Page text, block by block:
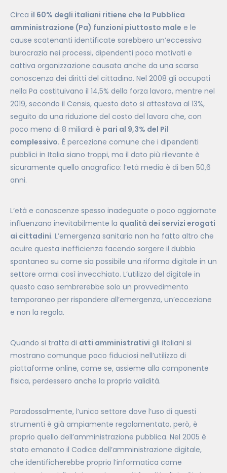
Circa il 60% degli italiani ritiene che la Pubblica
amministrazione (Pa) funzioni piuttosto male e le
cause scatenanti identificate sarebbero un’eccessiva
burocrazia nei processi, dipendenti poco motivati e
cattiva organizzazione causata anche da una scarsa
conoscenza dei diritti del cittadino. Nel 2008 gli occupati
nella Pa costituivano il 14,5% della forza lavoro, mentre nel
2019, secondo il Censis, questo dato si attestava al 13%,
seguito da una riduzione del costo del lavoro che, con
poco meno di 8 miliardi è pari al 9,3% del Pil
complessivo. È percezione comune che i dipendenti
pubblici in Italia siano troppi, ma il dato più rilevante è
sicuramente quello anagrafico: l’età media è di ben 50,6
anni.
L’età e conoscenze spesso inadeguate o poco aggiornate
influenzano inevitabilmente la qualità dei servizi erogati
ai cittadini. L’emergenza sanitaria non ha fatto altro che
acuire questa inefficienza facendo sorgere il dubbio
spontaneo su come sia possibile una riforma digitale in un
settore ormai così invecchiato. L’utilizzo del digitale in
questo caso sembrerebbe solo un provvedimento
temporaneo per rispondere all’emergenza, un’eccezione
e non la regola.
Quando si tratta di atti amministrativi gli italiani si
mostrano comunque poco fiduciosi nell’utilizzo di
piattaforme online, come se, assieme alla componente
fisica, perdessero anche la propria validità.
Paradossalmente, l’unico settore dove l’uso di questi
strumenti è già ampiamente regolamentato, però, è
proprio quello dell’amministrazione pubblica. Nel 2005 è
stato emanato il Codice dell’amministrazione digitale,
che identificherebbe proprio l’informatica come